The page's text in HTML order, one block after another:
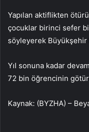
Yapılan aktiflikten
çocuklar birinci sefer
söyleyerek
Yıl sonuna kadar
72 bin öğrencinin
Kaynak: (BYZHA) –